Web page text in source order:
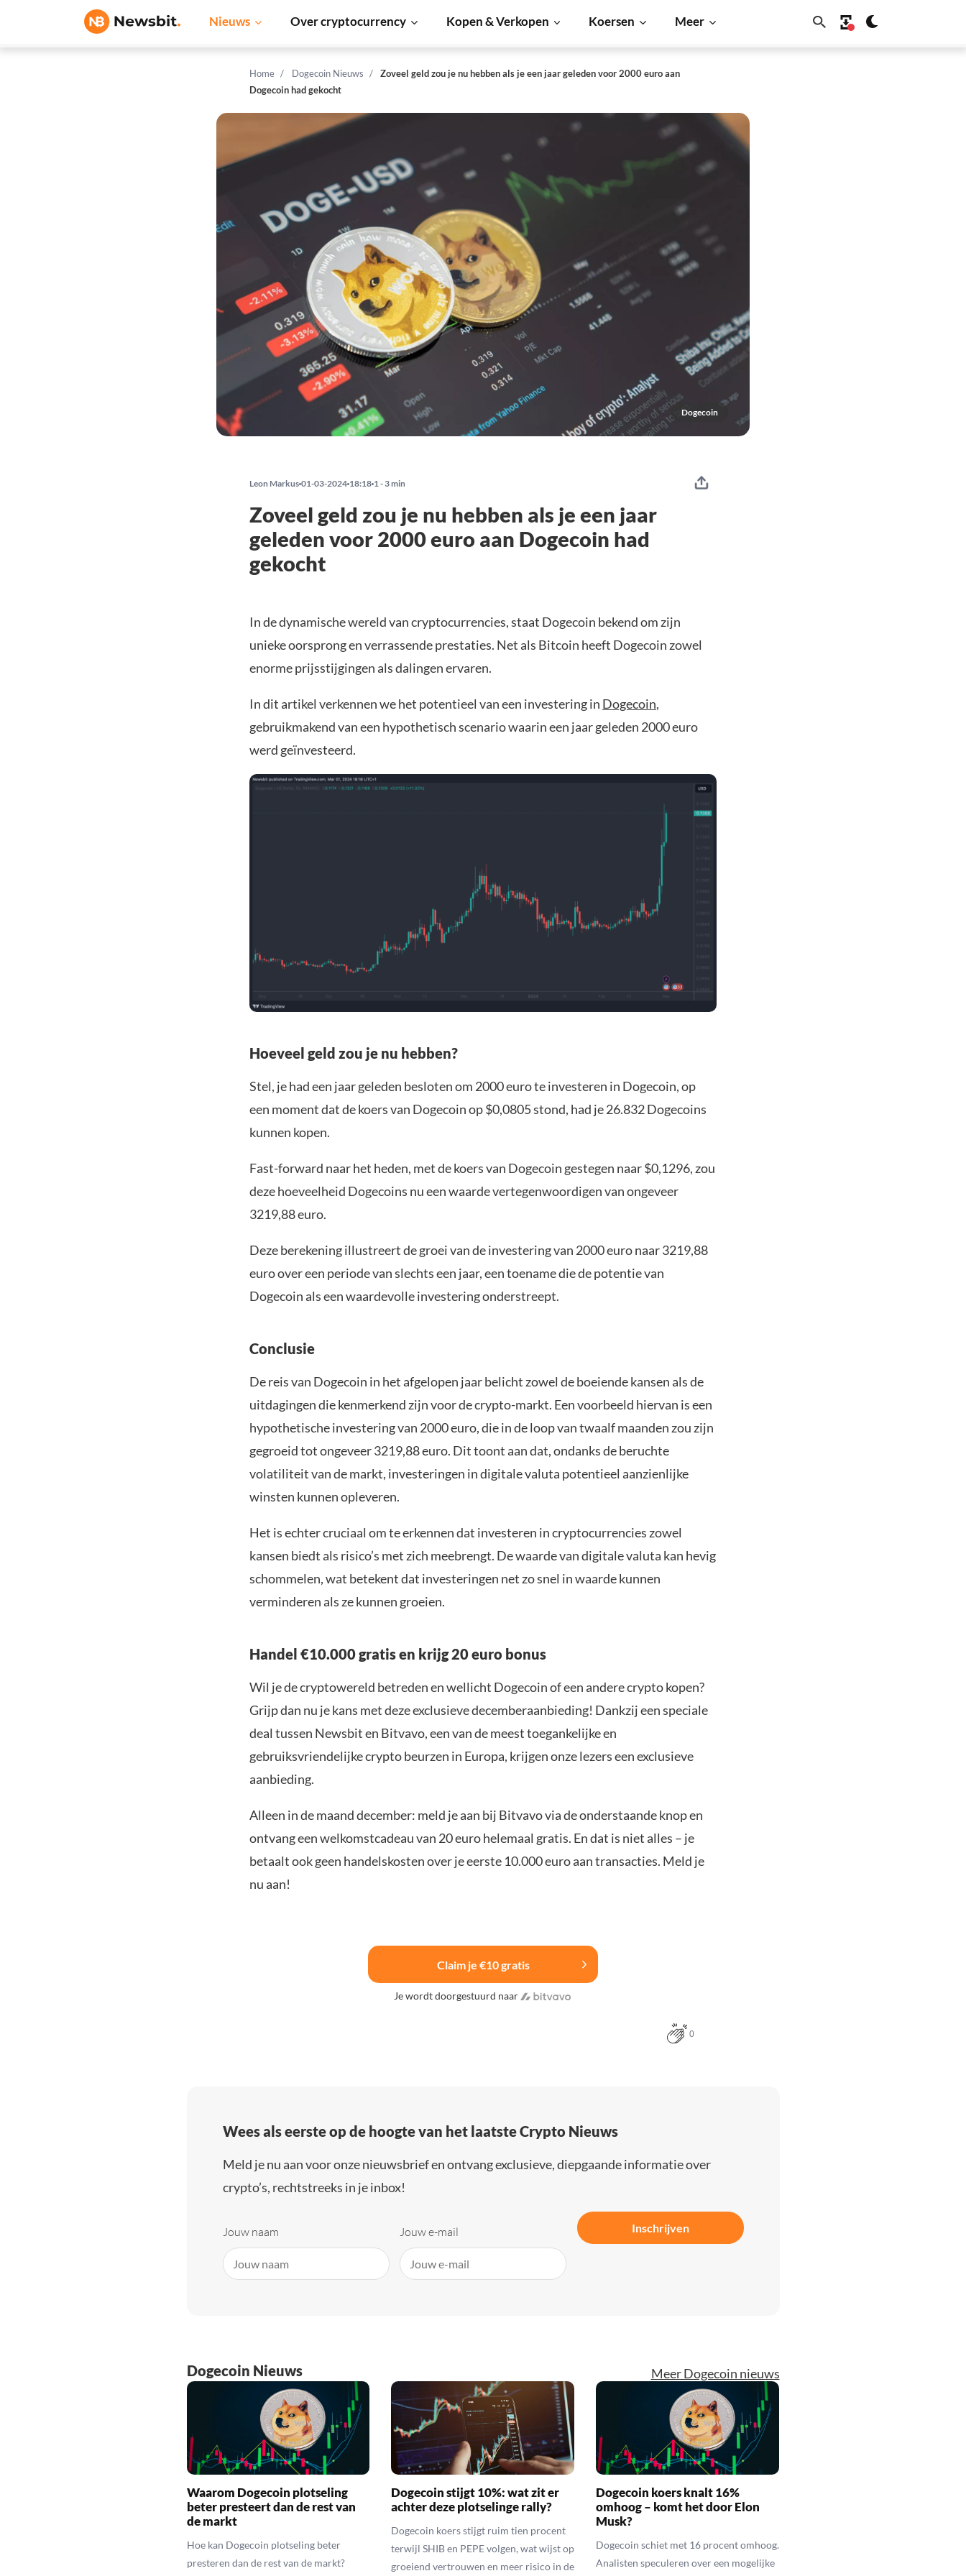
Nieuws Over cryptocurrency Kopen & Verkopen Koersen Meer
Home Dogecoin Nieuws
Zoveel geld zou je nu hebben als je een jaar geleden voor 2000 euro aan
Dogecoin had gekocht
Dogecoin
Leon Markus 01-03-2024 18:18 1 - 3 min
Zoveel geld zou je nu hebben als je een jaar
geleden voor 2000 euro aan Dogecoin had
gekocht
In de dynamische wereld van cryptocurrencies, staat Dogecoin bekend om zijn
unieke oorsprong en verrassende prestaties. Net als Bitcoin heeft Dogecoin zowel
enorme prijsstijgingen als dalingen ervaren.
In dit artikel verkennen we het potentieel van een investering in Dogecoin,
gebruikmakend van een hypothetisch scenario waarin een jaar geleden 2000 euro
werd geïnvesteerd.
Hoeveel geld zou je nu hebben?
Stel, je had een jaar geleden besloten om 2000 euro te investeren in Dogecoin, op
een moment dat de koers van Dogecoin op $0,0805 stond, had je 26.832 Dogecoins
kunnen kopen.
Fast-forward naar het heden, met de koers van Dogecoin gestegen naar $0,1296, zou
deze hoeveelheid Dogecoins nu een waarde vertegenwoordigen van ongeveer
3219,88 euro.
Deze berekening illustreert de groei van de investering van 2000 euro naar 3219,88
euro over een periode van slechts een jaar, een toename die de potentie van
Dogecoin als een waardevolle investering onderstreept.
Conclusie
De reis van Dogecoin in het afgelopen jaar belicht zowel de boeiende kansen als de
uitdagingen die kenmerkend zijn voor de crypto-markt. Een voorbeeld hiervan is een
hypothetische investering van 2000 euro, die in de loop van twaalf maanden zou zijn
gegroeid tot ongeveer 3219,88 euro. Dit toont aan dat, ondanks de beruchte
volatiliteit van de markt, investeringen in digitale valuta potentieel aanzienlijke
winsten kunnen opleveren.
Het is echter cruciaal om te erkennen dat investeren in cryptocurrencies zowel
kansen biedt als risico’s met zich meebrengt. De waarde van digitale valuta kan hevig
schommelen, wat betekent dat investeringen net zo snel in waarde kunnen
verminderen als ze kunnen groeien.
Handel €10.000 gratis en krijg 20 euro bonus
Wil je de cryptowereld betreden en wellicht Dogecoin of een andere crypto kopen?
Grijp dan nu je kans met deze exclusieve decemberaanbieding! Dankzij een speciale
deal tussen Newsbit en Bitvavo, een van de meest toegankelijke en
gebruiksvriendelijke crypto beurzen in Europa, krijgen onze lezers een exclusieve
aanbieding.
Alleen in de maand december: meld je aan bij Bitvavo via de onderstaande knop en
ontvang een welkomstcadeau van 20 euro helemaal gratis. En dat is niet alles – je
betaalt ook geen handelskosten over je eerste 10.000 euro aan transacties. Meld je
nu aan!
Claim je €10 gratis
Je wordt doorgestuurd naar
0
Wees als eerste op de hoogte van het laatste Crypto Nieuws
Meld je nu aan voor onze nieuwsbrief en ontvang exclusieve, diepgaande informatie over
crypto’s, rechtstreeks in je inbox!
Jouw naam Jouw e-mail Inschrijven
Dogecoin Nieuws Meer Dogecoin nieuws
Waarom Dogecoin plotseling
beter presteert dan de rest van
de markt
Hoe kan Dogecoin plotseling beter
presteren dan de rest van de markt?
Dogecoin stijgt 10%: wat zit er
achter deze plotselinge rally?
Dogecoin koers stijgt ruim tien procent
terwijl SHIB en PEPE volgen, wat wijst op
groeiend vertrouwen en meer risico in de
Dogecoin koers knalt 16%
omhoog – komt het door Elon
Musk?
Dogecoin schiet met 16 procent omhoog.
Analisten speculeren over een mogelijke